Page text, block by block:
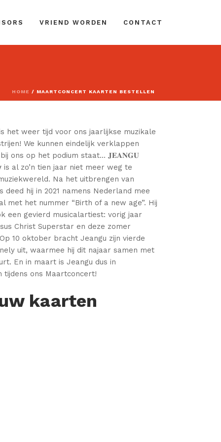
VRIEND WORDEN CONTACT
HOME / MAARTCONCERT KAARTEN BESTELLEN
het weer tijd voor ons jaarlijkse muzikale
We kunnen eindelijk verklappen
ons op het podium staat… 𝐉𝐄𝐀𝐍𝐆𝐔
is al zo’n tien jaar niet meer weg te
Na het uitbrengen van
deed hij in 2021 namens Nederland mee
met het nummer “Birth of a new age”. Hij
een gevierd musicalartiest: vorig jaar
Christ Superstar en deze zomer
10 oktober bracht Jeangu zijn vierde
uit, waarmee hij dit najaar samen met
En in maart is Jeangu dus in
tijdens ons Maartconcert!
kaarten